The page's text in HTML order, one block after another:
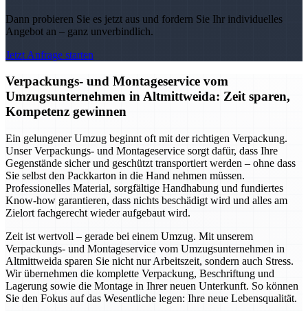
Dann probieren Sie es jetzt aus und fordern Sie Ihr individuelles
Angebot an – ganz unverbindlich.
Jetzt Anfrage starten
Verpackungs- und Montageservice vom
Umzugsunternehmen in Altmittweida: Zeit sparen,
Kompetenz gewinnen
Ein gelungener Umzug beginnt oft mit der richtigen Verpackung.
Unser Verpackungs- und Montageservice sorgt dafür, dass Ihre
Gegenstände sicher und geschützt transportiert werden – ohne dass
Sie selbst den Packkarton in die Hand nehmen müssen.
Professionelles Material, sorgfältige Handhabung und fundiertes
Know-how garantieren, dass nichts beschädigt wird und alles am
Zielort fachgerecht wieder aufgebaut wird.
Zeit ist wertvoll – gerade bei einem Umzug. Mit unserem
Verpackungs- und Montageservice vom Umzugsunternehmen in
Altmittweida sparen Sie nicht nur Arbeitszeit, sondern auch Stress.
Wir übernehmen die komplette Verpackung, Beschriftung und
Lagerung sowie die Montage in Ihrer neuen Unterkunft. So können
Sie den Fokus auf das Wesentliche legen: Ihre neue Lebensqualität.